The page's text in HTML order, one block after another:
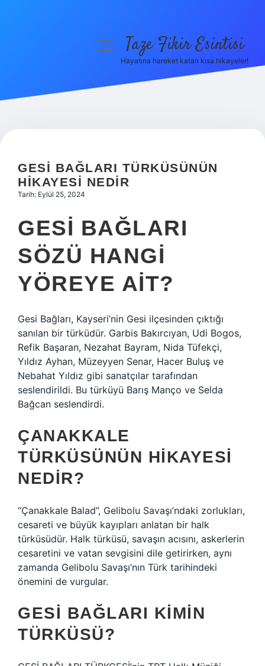
Hakkımızda
menüyüTaze Fikir Esintisi
Hayatına hareket katan kısa hikayeler!
GESI BAĞLARI TÜRKÜSÜNÜN
HIKAYESI NEDIR
Tarih: Eylül 25, 2024
GESI BAĞLARI
SÖZÜ HANGI
YÖREYE AIT?
Gesi Bağları, Kayseri’nin Gesi ilçesinden çıktığı
sanılan bir türküdür. Garbis Bakırcıyan, Udi Bogos,
Refik Başaran, Nezahat Bayram, Nida Tüfekçi,
Yıldız Ayhan, Müzeyyen Senar, Hacer Buluş ve
Nebahat Yıldız gibi sanatçılar tarafından
seslendirildi. Bu türküyü Barış Manço ve Selda
Bağcan seslendirdi.
ÇANAKKALE
TÜRKÜSÜNÜN HIKAYESI
NEDIR?
“Çanakkale Balad”, Gelibolu Savaşı’ndaki zorlukları,
cesareti ve büyük kayıpları anlatan bir halk
türküsüdür. Halk türküsü, savaşın acısını, askerlerin
cesaretini ve vatan sevgisini dile getirirken, aynı
zamanda Gelibolu Savaşı’nın Türk tarihindeki
önemini de vurgular.
GESI BAĞLARI KIMIN
TÜRKÜSÜ?